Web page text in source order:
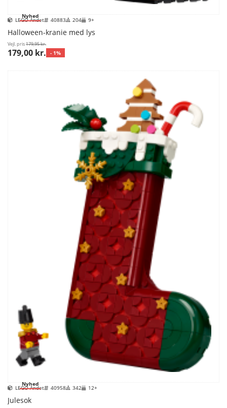
Nyhed
LEGO Andet 40883 204 9+
Halloween-kranie med lys
Vejl. pris179,95 kr.
179,00 kr. - 1%
Nyhed
LEGO Andet 40958 342 12+
Julesok